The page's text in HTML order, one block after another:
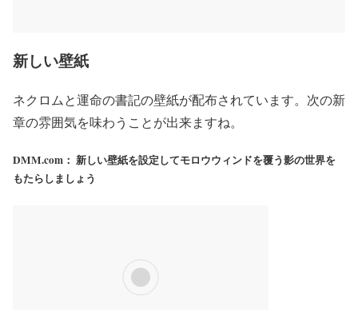
新しい壁紙
ネクロムと運命の書記の壁紙が配布されています。次の新
章の雰囲気を味わうことが出来ますね。
DMM.com： 新しい壁紙を設定してモロウウィンドを覆う影の世界を
もたらしましょう